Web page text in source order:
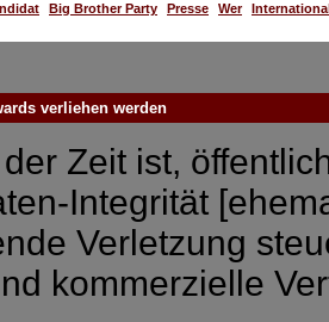
Big Brother Party Presse Wer
verliehen werden
Zeit ist,
Integrität
Verletzung
kommerzielle